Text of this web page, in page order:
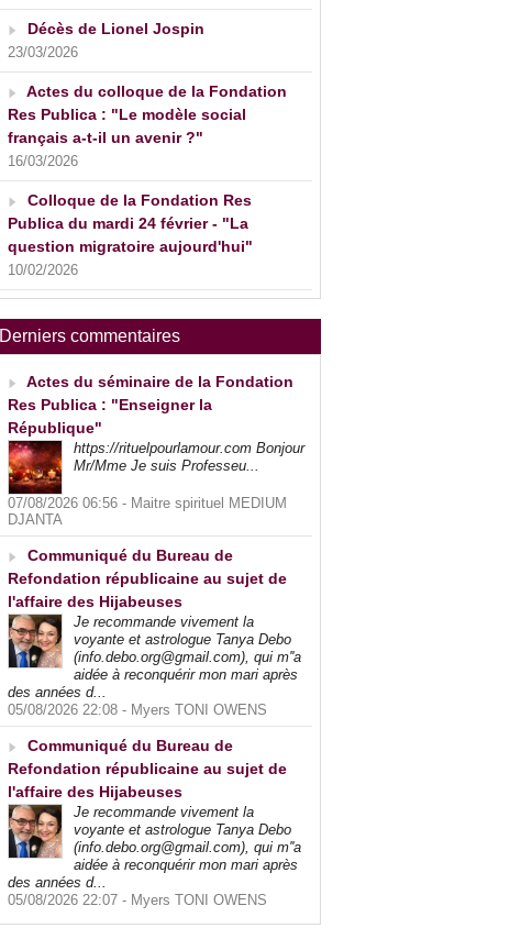
Décès de Lionel Jospin
23/03/2026
Actes du colloque de la Fondation
Res Publica : "Le modèle social
français a-t-il un avenir ?"
16/03/2026
Colloque de la Fondation Res
Publica du mardi 24 février - "La
question migratoire aujourd'hui"
10/02/2026
Derniers commentaires
Actes du séminaire de la Fondation
Res Publica : "Enseigner la
République"
https://rituelpourlamour.com Bonjour
Mr/Mme Je suis Professeu...
07/08/2026 06:56 - Maitre spirituel MEDIUM
DJANTA
Communiqué du Bureau de
Refondation républicaine au sujet de
l'affaire des Hijabeuses
Je recommande vivement la
voyante et astrologue Tanya Debo
(info.debo.org@gmail.com), qui m''a
aidée à reconquérir mon mari après
des années d...
05/08/2026 22:08 - Myers TONI OWENS
Communiqué du Bureau de
Refondation républicaine au sujet de
l'affaire des Hijabeuses
Je recommande vivement la
voyante et astrologue Tanya Debo
(info.debo.org@gmail.com), qui m''a
aidée à reconquérir mon mari après
des années d...
05/08/2026 22:07 - Myers TONI OWENS